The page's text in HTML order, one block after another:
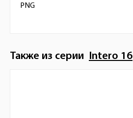
PNG
Также из серии Intero 16